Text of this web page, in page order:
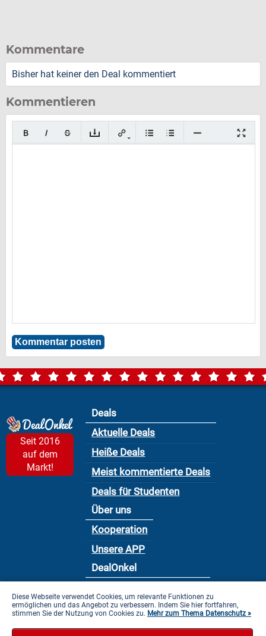
Kommentare
Bisher hat keiner den Deal kommentiert
Kommentieren
Seit 2016
auf dem
Markt!
Deals
Aktuelle Deals
Heiße Deals
Meist kommentierte Deals
Deals für Studenten
Über uns
Kooperation
Unsere APP
DealOnkel
Datenschutzbestimmung
Impressum
Diese Webseite verwendet Cookies, um relevante Funktionen zu
ermöglichen und das Angebot zu verbessern. Indem Sie hier fortfahren,
stimmen Sie der Nutzung von Cookies zu. Mehr zum Thema Datenschutz »